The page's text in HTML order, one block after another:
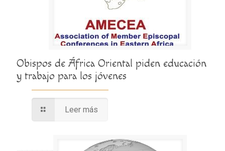
Obispos de África Oriental piden educación
y trabajo para los jóvenes
Leer más